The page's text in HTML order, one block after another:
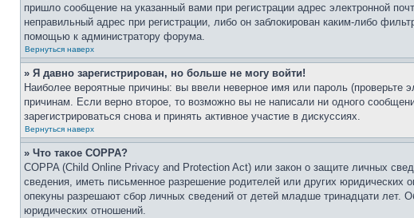
пришло сообщение на указанный вами при регистрации адрес электронной
неправильный адрес при регистрации, либо он заблокирован каким-либо
помощью к администратору форума.
Вернуться наверх
» Я давно зарегистрирован, но больше не могу войти!
Наиболее вероятные причины: вы ввели неверное имя или пароль (проверьте
причинам. Если верно второе, то возможно вы не написали ни одного
зарегистрироваться снова и принять активное участие в дискуссиях.
Вернуться наверх
» Что такое COPPA?
COPPA (Child Online Privacy and Protection Act) или закон о защите личных
сведения, иметь письменное разрешение родителей или других юридических
опекуны разрешают сбор личных сведений от детей младше тринадцати лет.
юридических отношений.